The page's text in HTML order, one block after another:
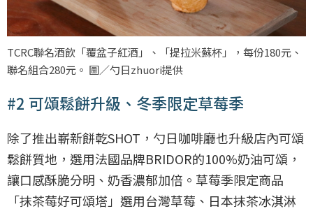
TCRC聯名酒飲「覆盆子紅酒」、「提拉米蘇杯」，每份180元、
聯名組合280元。 圖／勺日zhuori提供
#2 可頌鬆餅升級、冬季限定草莓季
除了推出嶄新餅乾SHOT，勺日咖啡廳也升級店內可頌
鬆餅質地，選用法國品牌BRIDOR的100%奶油可頌，
讓口感酥脆分明、奶香濃郁加倍。草莓季限定商品
「抹茶莓好可頌塔」選用台灣草莓、日本抹茶冰淇淋